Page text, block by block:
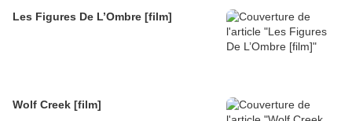
Les Figures De L’Ombre [film]
Wolf Creek [film]